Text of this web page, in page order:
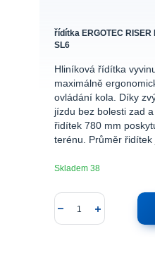
řídítka ERGOTEC
SL6
Hliníková řídítka
maximálně
ovládání kola. Díky
jízdu bez bolesti zad
řidítek 780 mm
terénu. Průměr řidítek
Skladem 38